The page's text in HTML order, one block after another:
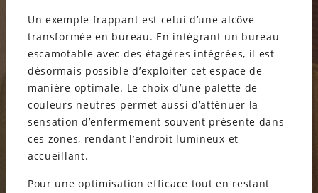
Un exemple frappant est celui d’une alcôve
transformée en bureau. En intégrant un bureau
escamotable avec des étagères intégrées, il est
désormais possible d’exploiter cet espace de
manière optimale. Le choix d’une palette de
couleurs neutres permet aussi d’atténuer la
sensation d’enfermement souvent présente dans
ces zones, rendant l’endroit lumineux et
accueillant.
Pour une optimisation efficace tout en restant